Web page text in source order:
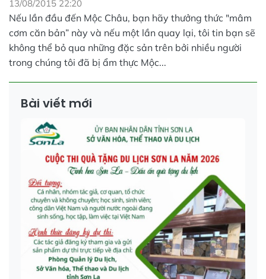
13/08/2015 22:20
Nếu lần đầu đến Mộc Châu, bạn hãy thưởng thức "mâm
cơm căn bản” này và nếu một lần quay lại, tôi tin bạn sẽ
không thể bỏ qua những đặc sản trên bởi nhiều người
trong chúng tôi đã bị ẩm thực Mộc...
Bài viết mới